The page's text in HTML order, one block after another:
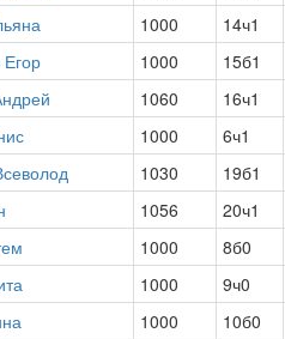
1000 14ч1
1000 15б1
1060 16ч1
1000 6ч1
1030 19б1
1056 20ч1
1000 8б0
1000 9ч0
1000 10б0